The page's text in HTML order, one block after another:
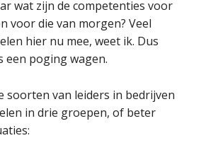
wat zijn de competenties voor
voor die van morgen? Veel
hier nu mee, weet ik. Dus
een poging wagen.
soorten van leiders in bedrijven
in drie groepen, of beter